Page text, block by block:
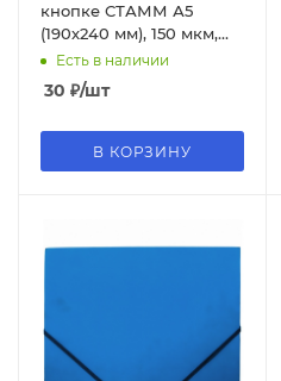
кнопке СТАММ А5
(190х240 мм), 150 мкм,
пластик, прозрачная,
бесцветная, ММ-31907
Есть в наличии
30 ₽/шт
В КОРЗИНУ